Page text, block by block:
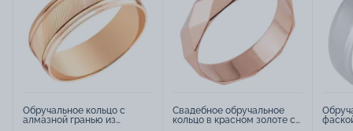
Обручальное кольцо с
алмазной гранью из
Свадебное обручальное
кольцо в красном золоте с